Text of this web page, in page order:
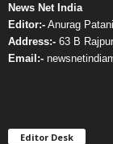
News Net India
Editor:- Anurag Patani
Address:- 63 B
Email:-
Editor Desk